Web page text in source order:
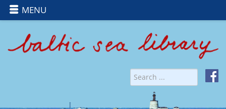
MENU